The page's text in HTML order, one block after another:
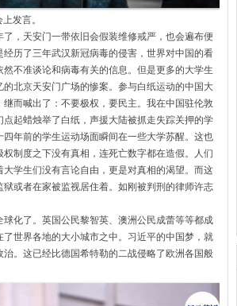
发言。
， 天安门一带依旧会假装维修戒严， 也会遍布便
经历了三年武汉新冠病毒的侵害， 世界对中国的看
然不准谈论和病毒有关的信息。但是更多的大学生
的北京天安门广场的惨案。参与白纸运动的中国大
而喊出了：不要极权，要民主。 我在中国驻伦敦
起蜡烛举了白纸， 声援大陆被抓走失踪关押的学
年前的学生运动场面瞬间在一些大学苏醒。 这也
权制度之下没有真相，连死亡数字都在造假。
人们
大学生们没有言论自由，更是对真相的渴望。 而这
或者在家被监视居住着。 如刚被判刑的律师许志
化了。 英国公民黎智英、澳洲公民成蕾等等都成
世界各地的大小城市之中。 习近平的中国梦， 就
。 这已经比德国希特勒的二战侵略了欧洲各国般